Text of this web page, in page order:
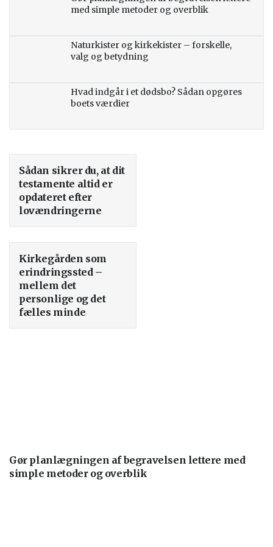
med simple metoder og overblik
Naturkister og kirkekister – forskelle,
valg og betydning
Hvad indgår i et dødsbo? Sådan opgøres
boets værdier
Sådan sikrer du, at dit
testamente altid er
opdateret efter
lovændringerne
Kirkegården som
erindringssted –
mellem det
personlige og det
fælles minde
Gør planlægningen af begravelsen lettere med
simple metoder og overblik